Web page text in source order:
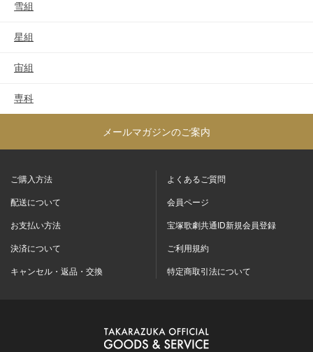
雪組
星組
宙組
専科
メールマガジンのご案内
ご購入方法
配送について
お支払い方法
決済について
キャンセル・返品・交換
よくあるご質問
会員ページ
宝塚歌劇共通ID新規会員登録
ご利用規約
特定商取引法について